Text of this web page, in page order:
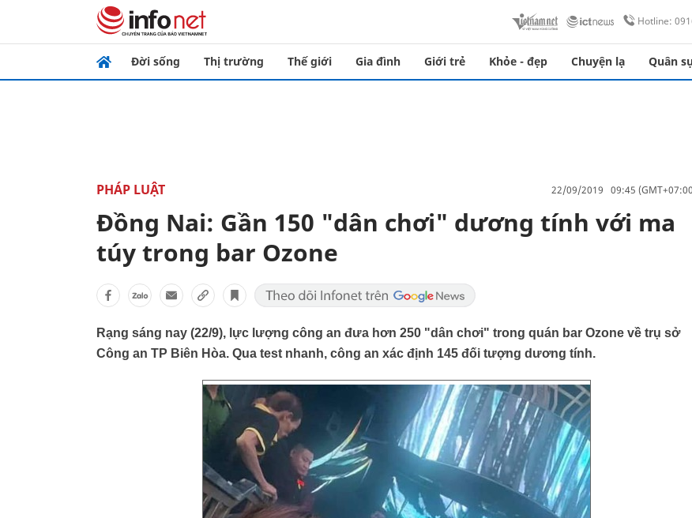
Hotline:
Đời sống Thị trường Thế giới Gia đình Giới trẻ Khỏe - đẹp Chuyện lạ Quân
PHÁP LUẬT 22/09/2019 09:45
Đồng Nai: Gần 150 "dân chơi" dương tính với ma
túy trong bar Ozone
Rạng sáng nay (22/9), lực lượng công an đưa hơn 250 "dân chơi" trong quán bar Ozone về trụ sở
Công an TP Biên Hòa. Qua test nhanh, công an xác định 145 đối tượng dương tính.